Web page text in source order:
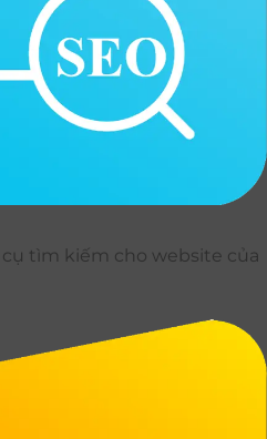
tìm kiếm cho website của